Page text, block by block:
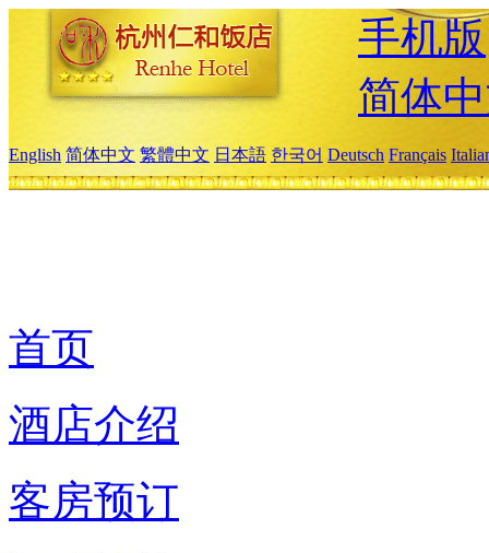
手机版
简体
English 简体中文 繁體中文 日本語 한국어 Deutsch Français
首页
酒店介绍
客房预订